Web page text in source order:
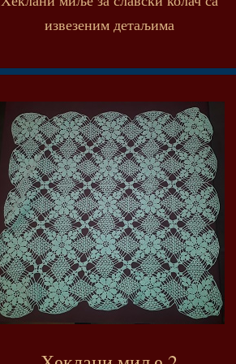
извезеним детаљима